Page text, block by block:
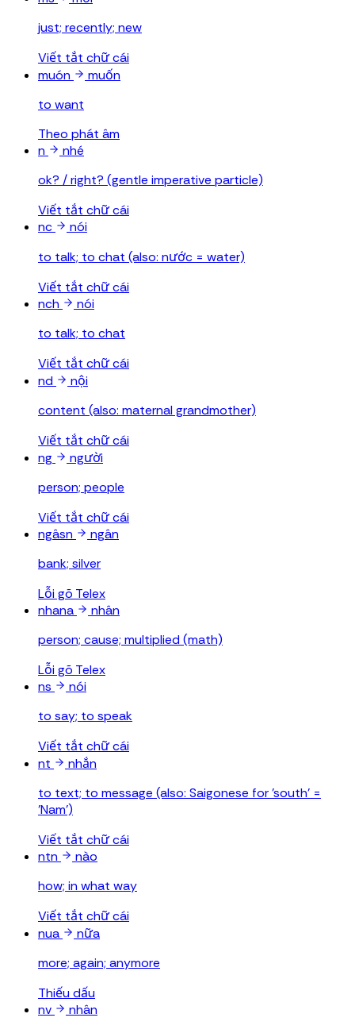
just; recently; new
Viết tắt chữ cái
muón
muốn
to want
Theo phát âm
n
nhé
ok? / right? (gentle imperative particle)
Viết tắt chữ cái
nc
nói
to talk; to chat (also: nước = water)
Viết tắt chữ cái
nch
nói
to talk; to chat
Viết tắt chữ cái
nd
nội
content (also: maternal grandmother)
Viết tắt chữ cái
ng
người
person; people
Viết tắt chữ cái
ngâsn
ngân
bank; silver
Lỗi gõ Telex
nhana
nhân
person; cause; multiplied (math)
Lỗi gõ Telex
ns
nói
to say; to speak
Viết tắt chữ cái
nt
nhắn
to text; to message (also: Saigonese for 'south' =
'Nam')
Viết tắt chữ cái
ntn
nào
how; in what way
Viết tắt chữ cái
nua
nữa
more; again; anymore
Thiếu dấu
nv
nhân